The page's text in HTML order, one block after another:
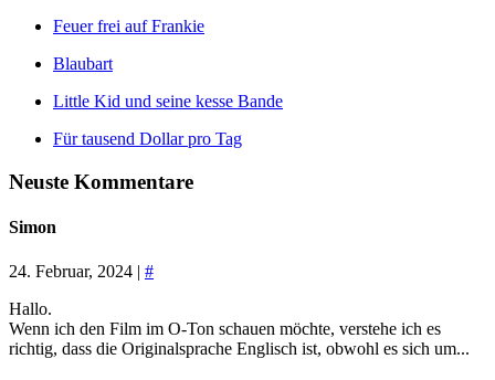
Feuer frei auf Frankie
Blaubart
Little Kid und seine kesse Bande
Für tausend Dollar pro Tag
Neuste Kommentare
Simon
24. Februar, 2024 | #
Hallo.
Wenn ich den Film im O-Ton schauen möchte, verstehe ich es
richtig, dass die Originalsprache Englisch ist, obwohl es sich um...